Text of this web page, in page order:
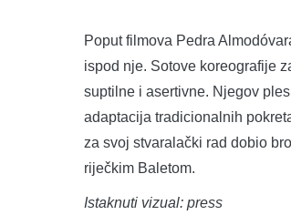
Poput filmova Pedra
ispod nje. Sotove koreografije
suptilne i asertivne. Njegov
adaptacija tradicionalnih
za svoj stvaralački rad dobio
riječkim Baletom.
Istaknuti vizual: press